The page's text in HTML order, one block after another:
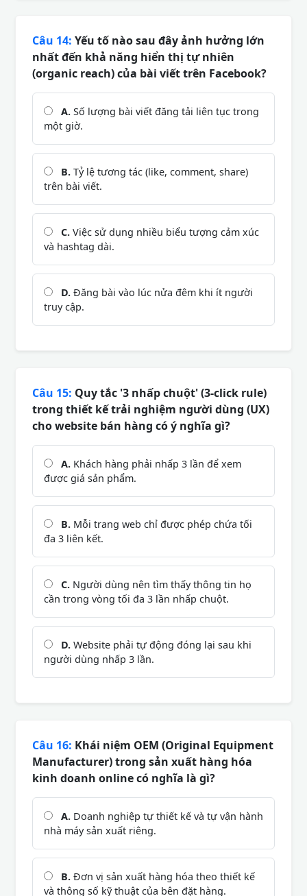
Câu 14: Yếu tố nào sau đây ảnh hưởng lớn
nhất đến khả năng hiển thị tự nhiên
(organic reach) của bài viết trên Facebook?
A. Số lượng bài viết đăng tải liên tục trong
một giờ.
B. Tỷ lệ tương tác (like, comment, share)
trên bài viết.
C. Việc sử dụng nhiều biểu tượng cảm xúc
và hashtag dài.
D. Đăng bài vào lúc nửa đêm khi ít người
truy cập.
Câu 15: Quy tắc '3 nhấp chuột' (3-click rule)
trong thiết kế trải nghiệm người dùng (UX)
cho website bán hàng có ý nghĩa gì?
A. Khách hàng phải nhấp 3 lần để xem
được giá sản phẩm.
B. Mỗi trang web chỉ được phép chứa tối
đa 3 liên kết.
C. Người dùng nên tìm thấy thông tin họ
cần trong vòng tối đa 3 lần nhấp chuột.
D. Website phải tự động đóng lại sau khi
người dùng nhấp 3 lần.
Câu 16: Khái niệm OEM (Original Equipment
Manufacturer) trong sản xuất hàng hóa
kinh doanh online có nghĩa là gì?
A. Doanh nghiệp tự thiết kế và tự vận hành
nhà máy sản xuất riêng.
B. Đơn vị sản xuất hàng hóa theo thiết kế
và thông số kỹ thuật của bên đặt hàng.